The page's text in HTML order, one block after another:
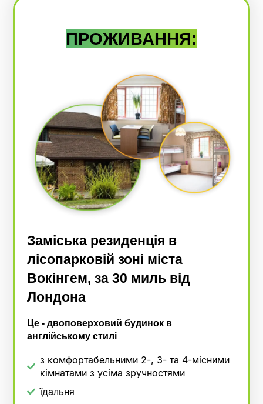
ПРОЖИВАННЯ:
Заміська резиденція в
лісопарковій зоні міста
Вокінгем, за 30 миль від
Лондона
Це - двоповерховий будинок в
англійському стилі
з комфортабельними 2-, 3- та 4-місними
кімнатами з усіма зручностями
їдальня